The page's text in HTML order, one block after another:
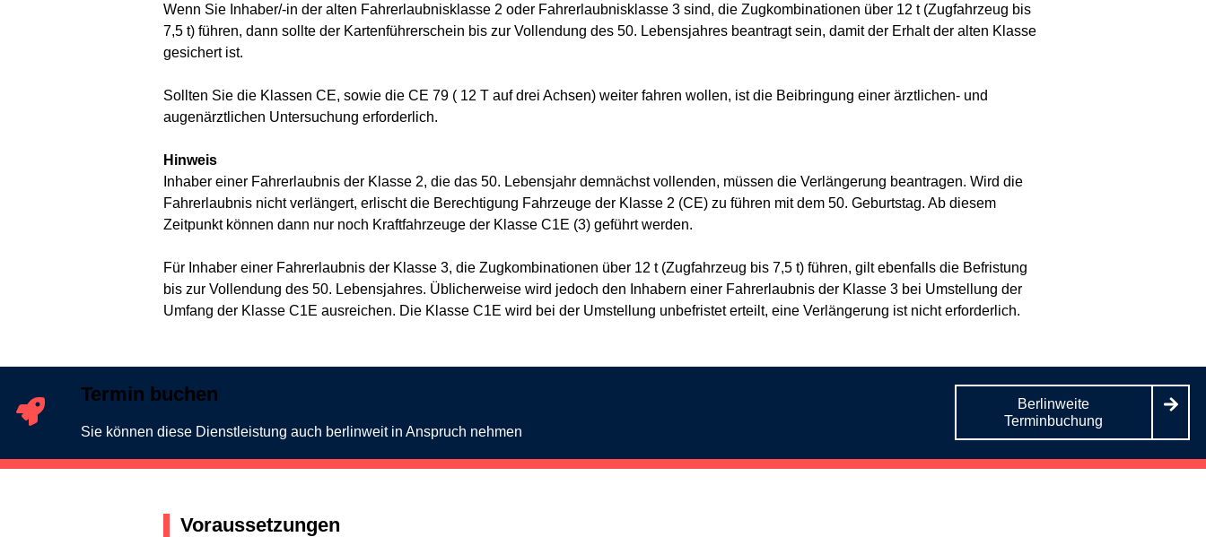
Wenn Sie Inhaber/-in der alten Fahrerlaubnisklasse 2 oder Fahrerlaubnisklasse 3 sind, die Zugkombinationen über 12 t (Zugfahrzeug bis
7,5 t) führen, dann sollte der Kartenführerschein bis zur Vollendung des 50. Lebensjahres beantragt sein, damit der Erhalt der alten Klasse
gesichert ist.
Sollten Sie die Klassen CE, sowie die CE 79 ( 12 T auf drei Achsen) weiter fahren wollen, ist die Beibringung einer ärztlichen- und
augenärztlichen Untersuchung erforderlich.
Hinweis
Inhaber einer Fahrerlaubnis der Klasse 2, die das 50. Lebensjahr demnächst vollenden, müssen die Verlängerung beantragen. Wird die
Fahrerlaubnis nicht verlängert, erlischt die Berechtigung Fahrzeuge der Klasse 2 (CE) zu führen mit dem 50. Geburtstag. Ab diesem
Zeitpunkt können dann nur noch Kraftfahrzeuge der Klasse C1E (3) geführt werden.
Für Inhaber einer Fahrerlaubnis der Klasse 3, die Zugkombinationen über 12 t (Zugfahrzeug bis 7,5 t) führen, gilt ebenfalls die Befristung
bis zur Vollendung des 50. Lebensjahres. Üblicherweise wird jedoch den Inhabern einer Fahrerlaubnis der Klasse 3 bei Umstellung der
Umfang der Klasse C1E ausreichen. Die Klasse C1E wird bei der Umstellung unbefristet erteilt, eine Verlängerung ist nicht erforderlich.
Termin buchen
Sie können diese Dienstleistung auch berlinweit in Anspruch nehmen
Berlinweite
Terminbuchung
Voraussetzungen